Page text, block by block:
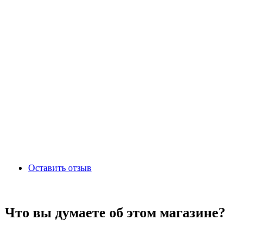
Оставить отзыв
Что вы думаете об этом магазине?